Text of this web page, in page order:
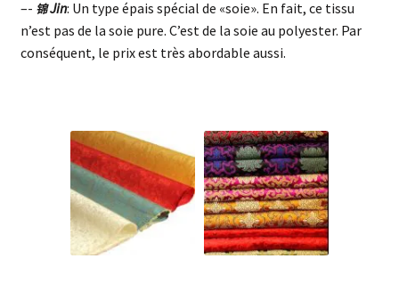
–- 锦Jin: Un type épais spécial de «soie». En fait, ce tissu
n’est pas de la soie pure. C’est de la soie au polyester. Par
conséquent, le prix est très abordable aussi.